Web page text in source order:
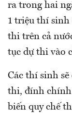
ra trong hai
1 triệu thí sinh
thi trên cả
tục dự thi vào
Các thí sinh
thi, đính chính
biến quy chế